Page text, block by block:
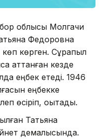
облысы Молгачи
Федоровна
көп көрген. Сұрапыл
аттанған кезде
еңбек етеді. 1946
еңбекке
өсіріп, оқытады.
Татьяна
демалысында.